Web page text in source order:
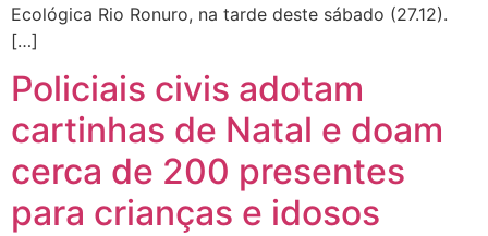
Ecológica Rio Ronuro, na tarde deste sábado (27.12).
[…]
Policiais civis adotam
cartinhas de Natal e doam
cerca de 200 presentes
para crianças e idosos